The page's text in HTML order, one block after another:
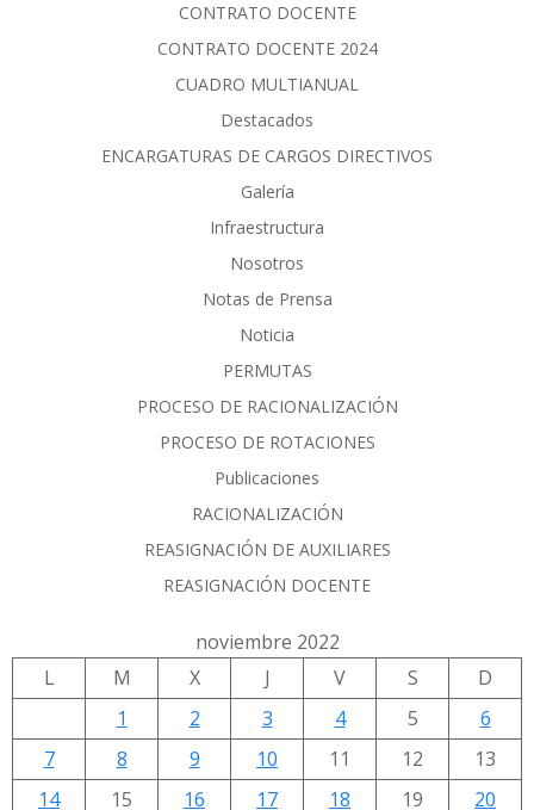
CONTRATO DOCENTE
CONTRATO DOCENTE 2024
CUADRO MULTIANUAL
Destacados
ENCARGATURAS DE CARGOS DIRECTIVOS
Galería
Infraestructura
Nosotros
Notas de Prensa
Noticia
PERMUTAS
PROCESO DE RACIONALIZACIÓN
PROCESO DE ROTACIONES
Publicaciones
RACIONALIZACIÓN
REASIGNACIÓN DE AUXILIARES
REASIGNACIÓN DOCENTE
noviembre 2022
L
M X J V S
D
1
2 3 4 5
6
7
8 9 10 11 12
13
14
15 16 17 18 19 20